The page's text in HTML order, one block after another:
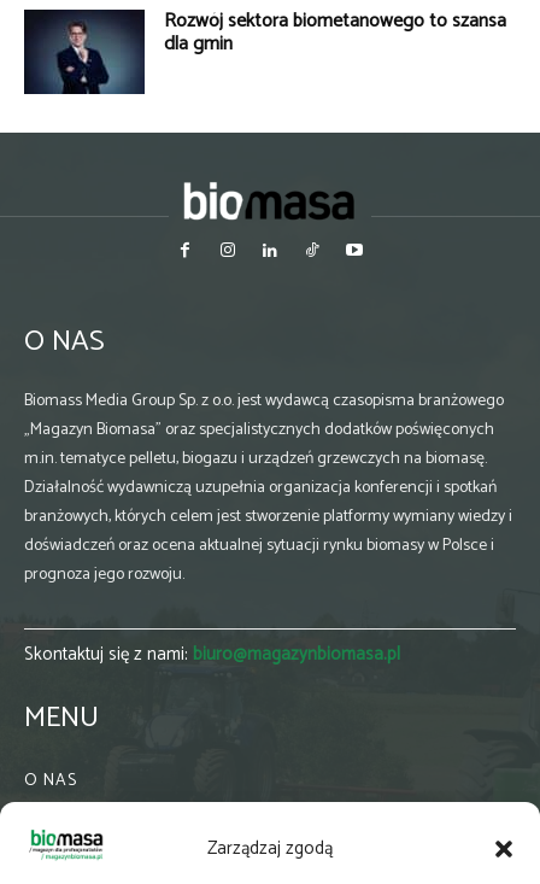
Zarządzaj zgodą
Rozwój sektora biometanowego to szansa
dla gmin
O NAS
Biomass Media Group Sp. z o.o. jest wydawcą czasopisma branżowego
„Magazyn Biomasa” oraz specjalistycznych dodatków poświęconych
m.in. tematyce pelletu, biogazu i urządzeń grzewczych na biomasę.
Działalność wydawniczą uzupełnia organizacja konferencji i spotkań
branżowych, których celem jest stworzenie platformy wymiany wiedzy i
doświadczeń oraz ocena aktualnej sytuacji rynku biomasy w Polsce i
prognoza jego rozwoju.
Skontaktuj się z nami: biuro@magazynbiomasa.pl
MENU
O NAS
WSPÓŁPRACA